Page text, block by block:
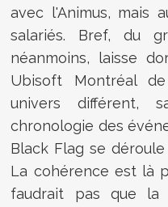
avec l'Animus, mais
salariés. Bref, du
néanmoins, laisse
Ubisoft Montréal
univers différent,
chronologie des
Black Flag se déroule
La cohérence est là
faudrait pas que